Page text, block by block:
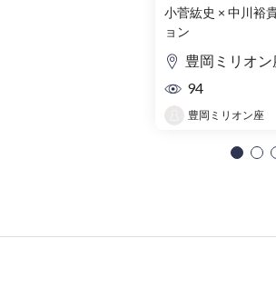
ログレス
小菅紘史 × 中川裕
ョン
豊岡ミリオン
94
豊岡ミリオン座